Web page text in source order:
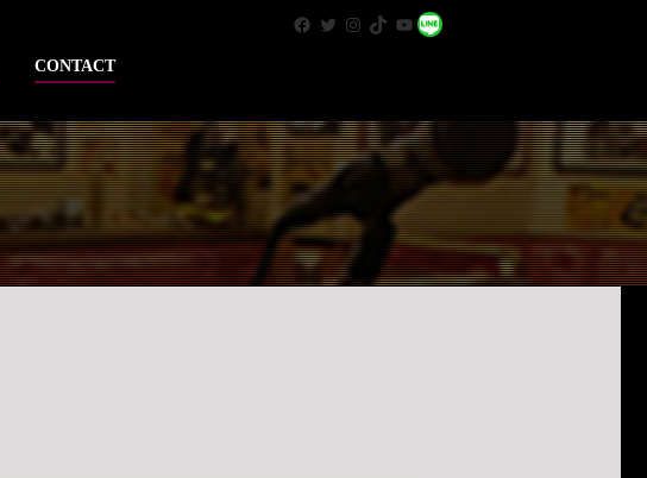
CONTACT
Facebook
Twitter
Instagram
TikTok
YouTube
WhatsApp